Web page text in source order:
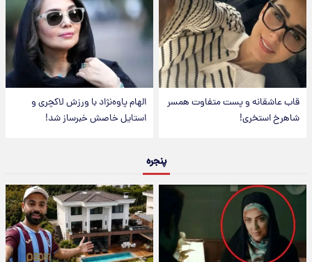
قاب عاشقانه و پست متفاوت همسر
شاهرخ استخری!
الهام پاوه‌نژاد با ورزش لاکچری و
استایل خاصش خبرساز شد!
پنجره